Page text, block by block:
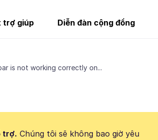
trợ giúp Diễn đàn cộng đồng
is not working correctly on...
trợ. Chúng tôi sẽ không bao giờ yêu